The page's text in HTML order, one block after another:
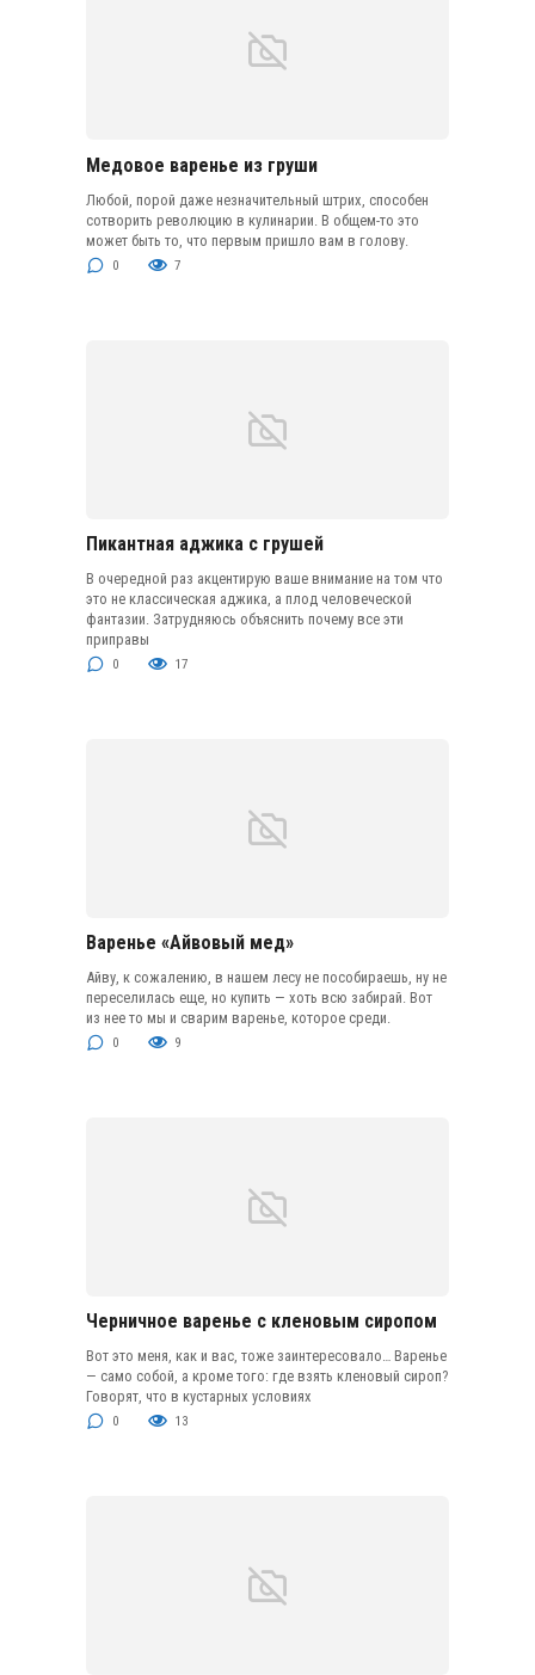
Медовое варенье из груши
Любой, порой даже незначительный штрих, способен
сотворить революцию в кулинарии. В общем-то это
может быть то, что первым пришло вам в голову.
0 7
Пикантная аджика с грушей
В очередной раз акцентирую ваше внимание на том что
это не классическая аджика, а плод человеческой
фантазии. Затрудняюсь объяснить почему все эти
приправы
0 17
Варенье «Айвовый мед»
Айву, к сожалению, в нашем лесу не пособираешь, ну не
переселилась еще, но купить — хоть всю забирай. Вот
из нее то мы и сварим варенье, которое среди.
0 9
Черничное варенье с кленовым сиропом
Вот это меня, как и вас, тоже заинтересовало… Варенье
— само собой, а кроме того: где взять кленовый сироп?
Говорят, что в кустарных условиях
0 13